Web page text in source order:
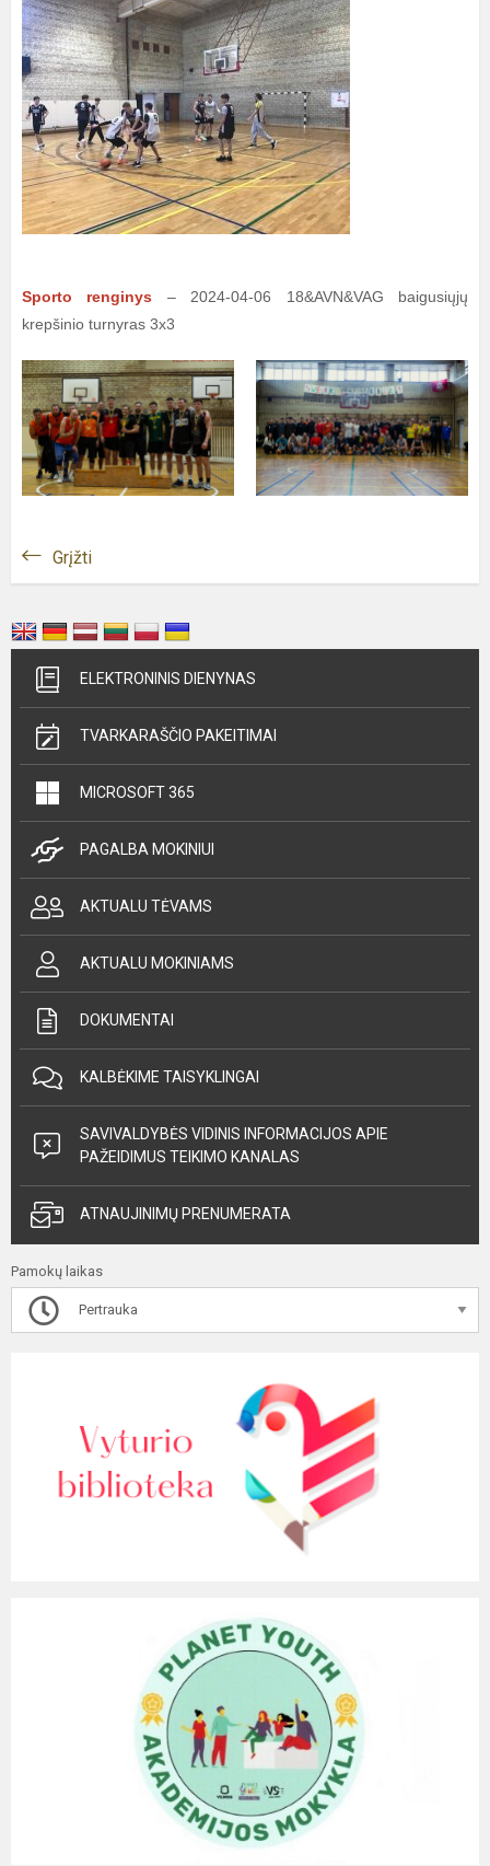
Sporto renginys – 2024-04-06 18&AVN&VAG baigusiųjų
krepšinio turnyras 3x3
Grįžti
ELEKTRONINIS DIENYNAS
TVARKARAŠČIO PAKEITIMAI
MICROSOFT 365
PAGALBA MOKINIUI
AKTUALU TĖVAMS
AKTUALU MOKINIAMS
DOKUMENTAI
KALBĖKIME TAISYKLINGAI
SAVIVALDYBĖS VIDINIS INFORMACIJOS APIE
PAŽEIDIMUS TEIKIMO KANALAS
ATNAUJINIMŲ PRENUMERATA
Pamokų laikas
Pertrauka